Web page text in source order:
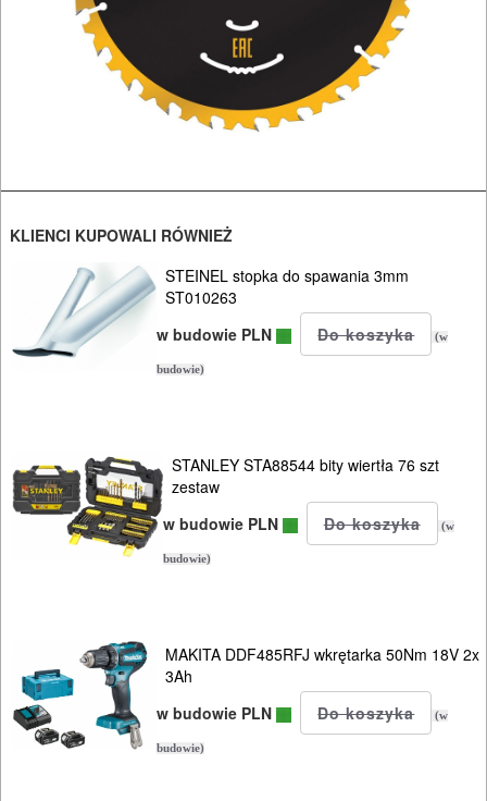
RĘCZNE
NARZĘDZIA
INSTALACYJNE,
PALNIKI
PNEUMATYCZNE
AKCESORIA
SPAWALNICTWO
URZĄDZENIA
ROZRUCHOWE
OSPRZĘT
AGREGATY
PRĄDOWE
KLIENCI KUPOWALI RÓWNIEŻ
STEINEL stopka do spawania 3mm
ST010263
w budowie PLN
(w
budowie)
STANLEY STA88544 bity wiertła 76 szt
zestaw
w budowie PLN
(w
budowie)
MAKITA DDF485RFJ wkrętarka 50Nm 18V 2x
3Ah
w budowie PLN
(w
budowie)